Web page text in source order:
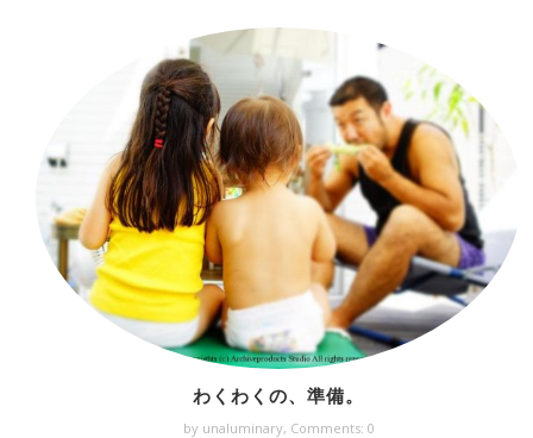
わくわくの、準備。
by unaluminary, Comments: 0